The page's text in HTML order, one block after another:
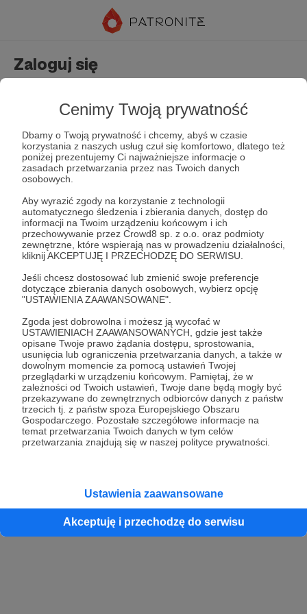
Cenimy Twoją prywatność
Dbamy o Twoją prywatność i chcemy, abyś w czasie
korzystania z naszych usług czuł się komfortowo, dlatego też
poniżej prezentujemy Ci najważniejsze informacje o
zasadach przetwarzania przez nas Twoich danych
osobowych.
Aby wyrazić zgody na korzystanie z technologii
automatycznego śledzenia i zbierania danych, dostęp do
informacji na Twoim urządzeniu końcowym i ich
przechowywanie przez Crowd8 sp. z o.o. oraz podmioty
zewnętrzne, które wspierają nas w prowadzeniu działalności,
kliknij AKCEPTUJĘ I PRZECHODZĘ DO SERWISU.
Jeśli chcesz dostosować lub zmienić swoje preferencje
dotyczące zbierania danych osobowych, wybierz opcję
"USTAWIENIA ZAAWANSOWANE".
Zgoda jest dobrowolna i możesz ją wycofać w
USTAWIENIACH ZAAWANSOWANYCH, gdzie jest także
opisane Twoje prawo żądania dostępu, sprostowania,
usunięcia lub ograniczenia przetwarzania danych, a także w
dowolnym momencie za pomocą ustawień Twojej
przeglądarki w urządzeniu końcowym. Pamiętaj, że w
zależności od Twoich ustawień, Twoje dane będą mogły być
przekazywane do zewnętrznych odbiorców danych z państw
trzecich tj. z państw spoza Europejskiego Obszaru
Gospodarczego. Pozostałe szczegółowe informacje na
temat przetwarzania Twoich danych w tym celów
przetwarzania znajdują się w naszej polityce prywatności.
Ustawienia zaawansowane
Akceptuję i przechodzę do serwisu
Zaloguj się
Zapamiętaj mnie Zapomniałeś hasła?
Zaloguj
lub
Kontynuuj z Google
Kontynuuj z Facebook
Kontynuuj z Apple
konta przez osobę niepełnoletnią” dostępny w regulaminie Patronite.pl